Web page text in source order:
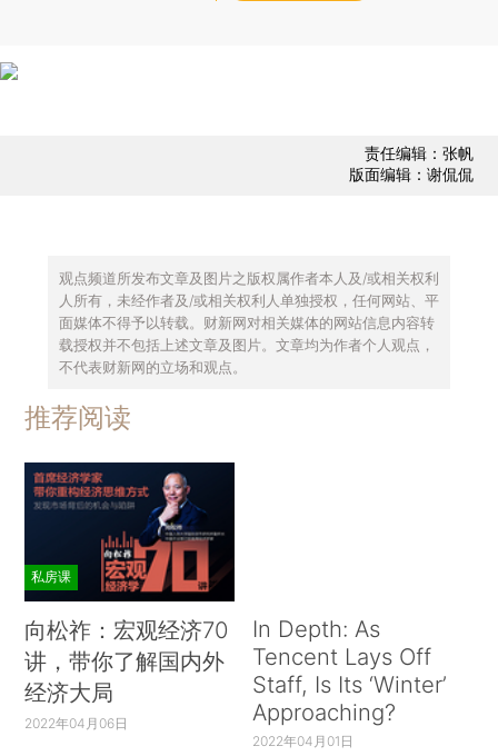
责任编辑：张帆
版面编辑：谢侃侃
观点频道所发布文章及图片之版权属作者本人及/或相关权利
人所有，未经作者及/或相关权利人单独授权，任何网站、平
面媒体不得予以转载。财新网对相关媒体的网站信息内容转
载授权并不包括上述文章及图片。文章均为作者个人观点，
不代表财新网的立场和观点。
推荐阅读
私房课
向松祚：宏观经济70
讲，带你了解国内外
经济大局
2022年04月06日
In Depth: As
Tencent Lays Off
Staff, Is Its ‘Winter’
Approaching?
2022年04月01日